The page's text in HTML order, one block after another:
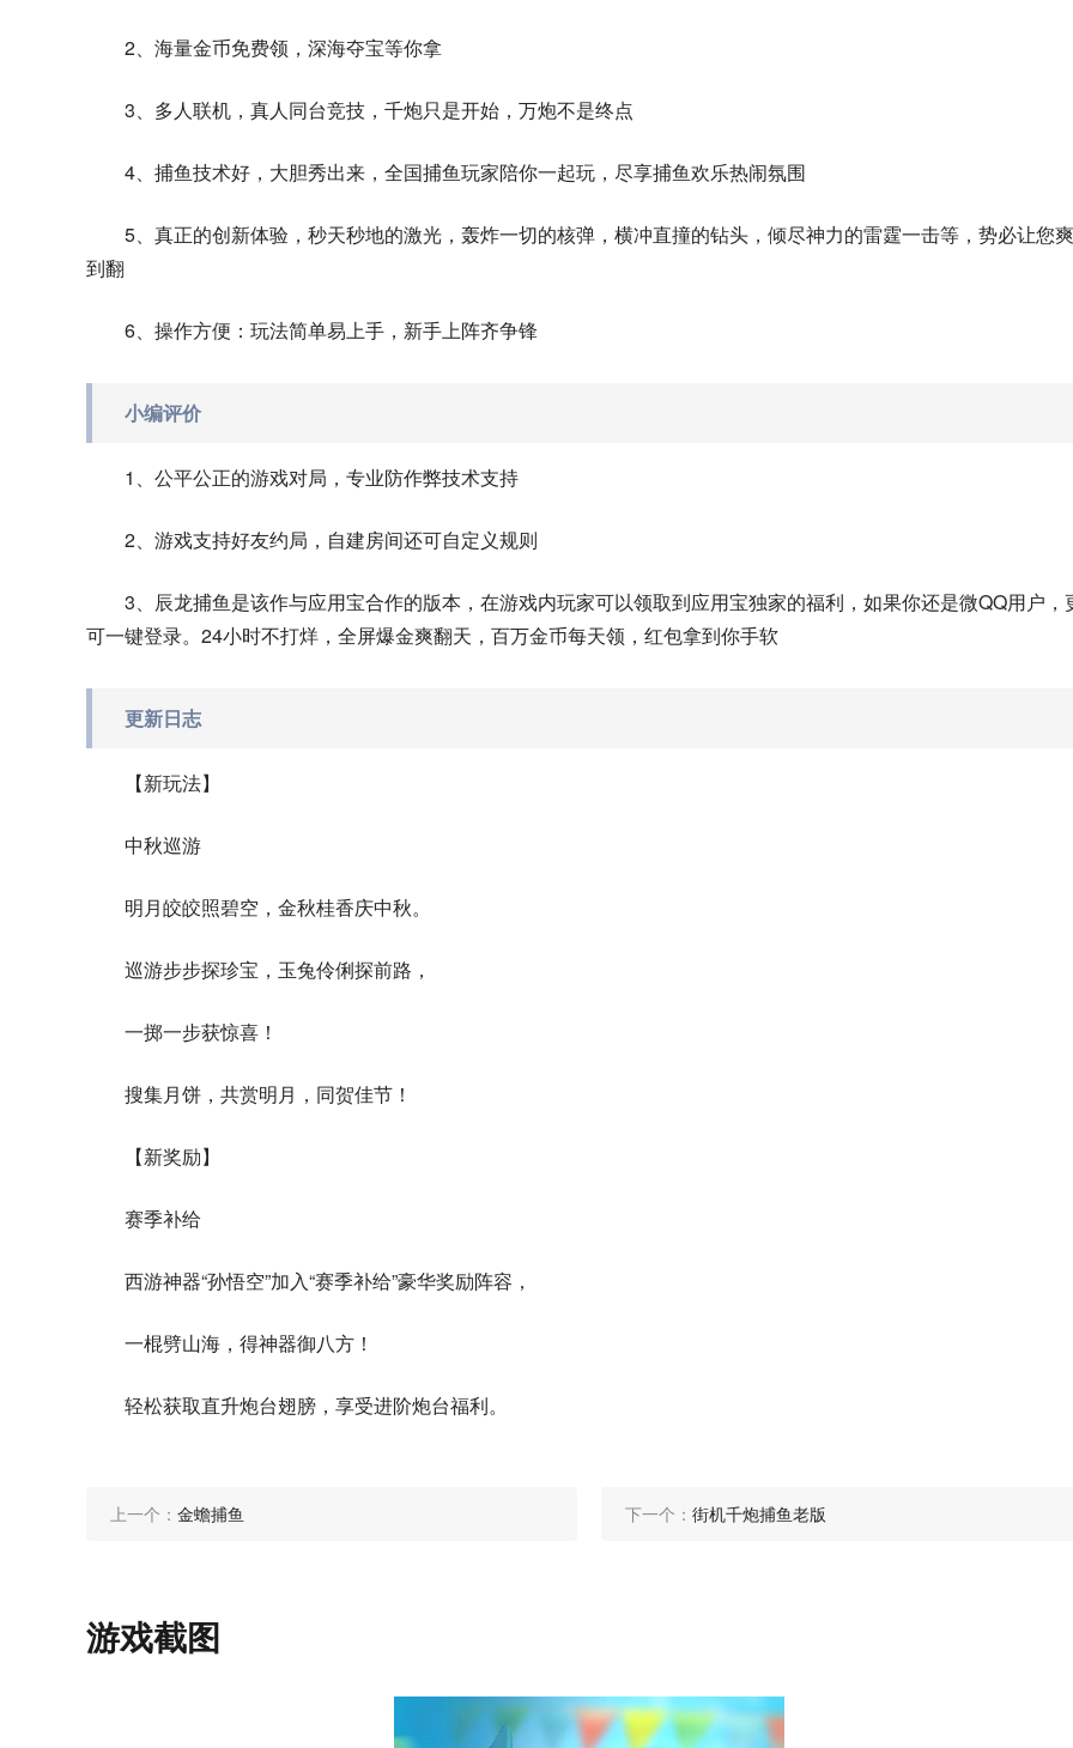
2、海量金币免费领，深海夺宝等你拿
3、多人联机，真人同台竞技，千炮只是开始，万炮不是终点
4、捕鱼技术好，大胆秀出来，全国捕鱼玩家陪你一起玩，尽享捕鱼欢乐热闹氛围
5、真正的创新体验，秒天秒地的激光，轰炸一切的核弹，横冲直撞的钻头，倾尽神力的雷霆一击等，势必让您爽
到翻
6、操作方便：玩法简单易上手，新手上阵齐争锋
小编评价
1、公平公正的游戏对局，专业防作弊技术支持
2、游戏支持好友约局，自建房间还可自定义规则
3、辰龙捕鱼是该作与应用宝合作的版本，在游戏内玩家可以领取到应用宝独家的福利，如果你还是微QQ用户，
可一键登录。24小时不打烊，全屏爆金爽翻天，百万金币每天领，红包拿到你手软
更新日志
【新玩法】
中秋巡游
明月皎皎照碧空，金秋桂香庆中秋。
巡游步步探珍宝，玉兔伶俐探前路，
一掷一步获惊喜！
搜集月饼，共赏明月，同贺佳节！
【新奖励】
赛季补给
西游神器“孙悟空”加入“赛季补给”豪华奖励阵容，
一棍劈山海，得神器御八方！
轻松获取直升炮台翅膀，享受进阶炮台福利。
上一个： 金蟾捕鱼 下一个： 街机千炮捕鱼老版
游戏截图